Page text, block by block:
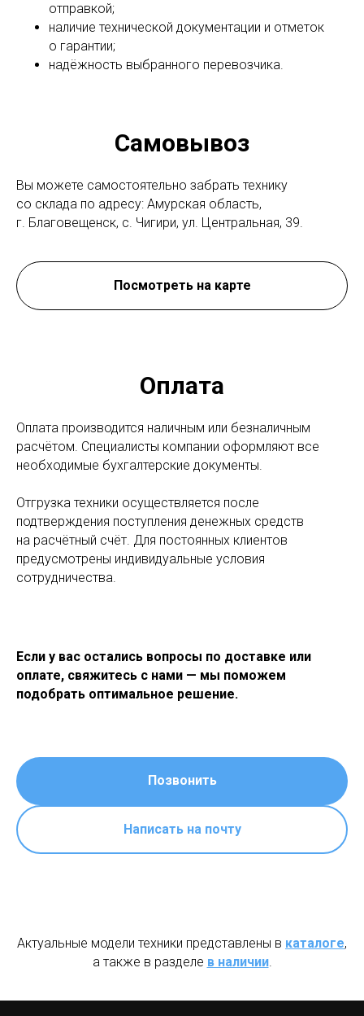
отправкой;
наличие технической документации и отметок
о гарантии;
надёжность выбранного перевозчика.
Самовывоз
Вы можете самостоятельно забрать технику
со склада по адресу: Амурская область,
г. Благовещенск, с. Чигири, ул. Центральная, 39.
Посмотреть на карте
Оплата
Оплата производится наличным или безналичным
расчётом. Специалисты компании оформляют все
необходимые бухгалтерские документы.
Отгрузка техники осуществляется после
подтверждения поступления денежных средств
на расчётный счёт. Для постоянных клиентов
предусмотрены индивидуальные условия
сотрудничества.
Если у вас остались вопросы по доставке или
оплате, свяжитесь с нами — мы поможем
подобрать оптимальное решение.
Позвонить
Написать на почту
Актуальные модели техники представлены в каталоге,
а также в разделе в наличии.